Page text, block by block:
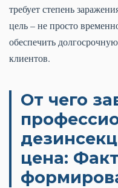
требует степень
цель – не просто
обеспечить
клиентов.
От чего
цена: